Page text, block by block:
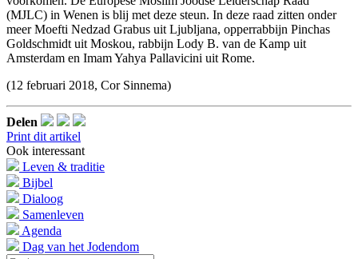
(MJLC) in Wenen is blij met deze steun. In deze raad zitten onder
meer Moefti Nedzad Grabus uit Ljubljana, opperrabbijn Pinchas
Goldschmidt uit Moskou, rabbijn Lody B. van de Kamp uit
Amsterdam en Imam Yahya Pallavicini uit Rome.
(12 februari 2018, Cor Sinnema)
Delen
Print dit artikel
Ook interessant
Leven & traditie
Bijbel
Dialoog
Samenleven
Agenda
Dag van het Jodendom